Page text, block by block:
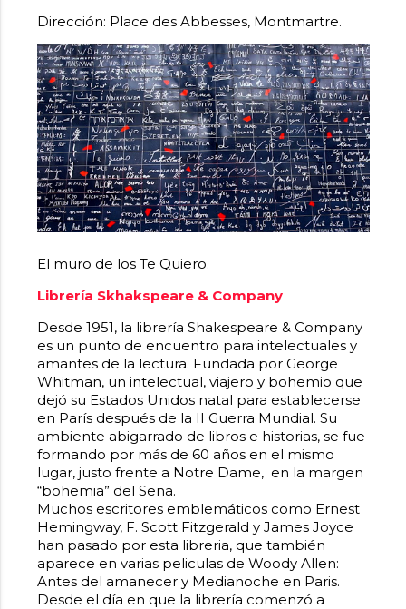
Dirección: Place des Abbesses, Montmartre.
El muro de los Te Quiero.
Librería Skhakspeare & Company
Desde 1951, la librería Shakespeare & Company
es un punto de encuentro para intelectuales y
amantes de la lectura. Fundada por George
Whitman, un intelectual, viajero y bohemio que
dejó su Estados Unidos natal para establecerse
en París después de la II Guerra Mundial. Su
ambiente abigarrado de libros e historias, se fue
formando por más de 60 años en el mismo
lugar, justo frente a Notre Dame, en la margen
“bohemia” del Sena.
Muchos escritores emblemáticos como Ernest
Hemingway, F. Scott Fitzgerald y James Joyce
han pasado por esta libreria, que también
aparece en varias peliculas de Woody Allen:
Antes del amanecer y Medianoche en Paris.
Desde el día en que la librería comenzó a